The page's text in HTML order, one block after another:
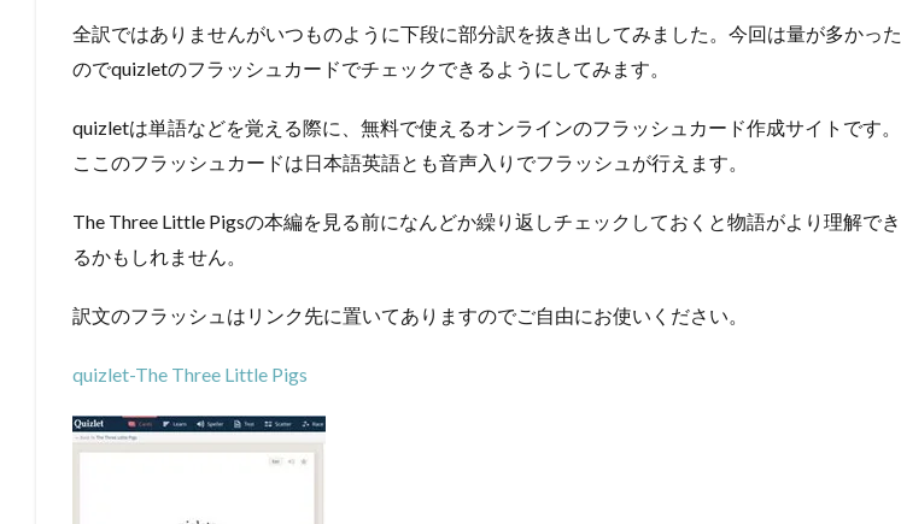
全訳ではありませんがいつものように下段に部分訳を抜き出してみました。今回は量が多かった
のでquizletのフラッシュカードでチェックできるようにしてみます。
quizletは単語などを覚える際に、無料で使えるオンラインのフラッシュカード作成サイトです。
ここのフラッシュカードは日本語英語とも音声入りでフラッシュが行えます。
The Three Little Pigsの本編を見る前になんどか繰り返しチェックしておくと物語がより理解でき
るかもしれません。
訳文のフラッシュはリンク先に置いてありますのでご自由にお使いください。
quizlet-The Three Little Pigs